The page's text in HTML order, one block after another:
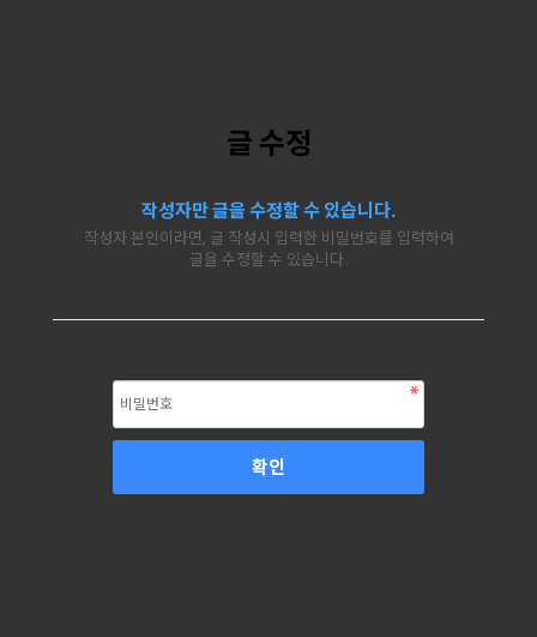
글 수정
작성자만 글을 수정할 수 있습니다.
작성자 본인이라면, 글 작성시 입력한 비밀번호를 입력하여
글을 수정할 수 있습니다.